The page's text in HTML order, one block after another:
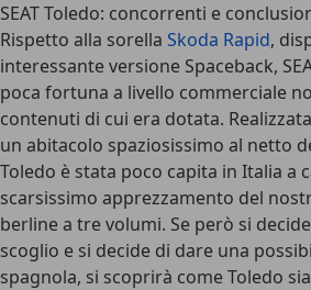
SEAT Toledo: concorrenti e
Rispetto alla sorella Skoda Rapid,
interessante versione Spaceback,
poca fortuna a livello commerciale
contenuti di cui era dotata.
un abitacolo spaziosissimo al netto
Toledo è stata poco capita in Italia a
scarsissimo apprezzamento del
berline a tre volumi. Se però si
scoglio e si decide di dare una
spagnola, si scoprirà come Toledo